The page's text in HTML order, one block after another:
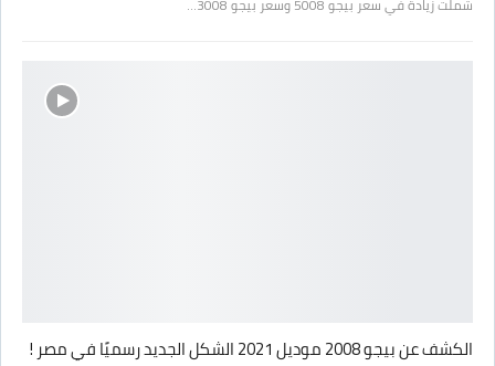
شملت زيادة في سعر بيجو 5008 وسعر بيجو 3008…
الكشف عن بيجو 2008 موديل 2021 الشكل الجديد رسميًا في مصر !